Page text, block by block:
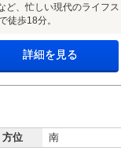
ど、忙しい現代のライフス
徒歩18分。
詳細を見る
方位 南